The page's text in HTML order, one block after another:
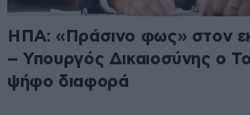
ΗΠΑ: «Πράσινο φως» στον
– Υπουργός Δικαιοσύνης ο
ψήφο διαφορά